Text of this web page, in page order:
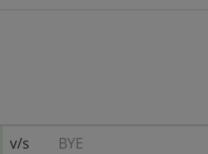
v/s BYE